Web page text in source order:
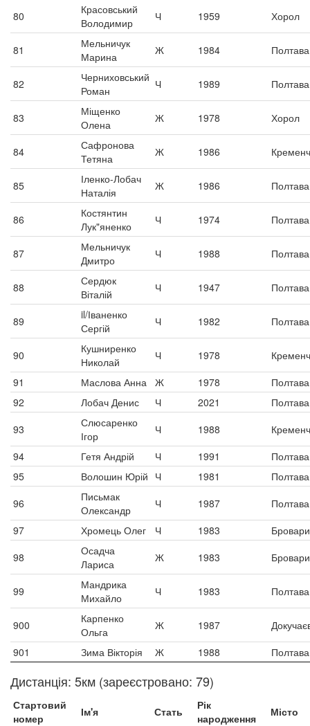
80
Красовський
Володимир
Ч 1959 Хорол
81
Мельничук
Марина
Ж 1984 Полтава
82
Черниховський
Роман
Ч 1989 Полтава
83
Міщенко
Олена
Ж 1978 Хорол
84
Сафронова
Тетяна
Ж 1986
85
Іленко-Лобач
Наталія
Ж 1986 Полтава
86
Костянтин
Лук"яненко
Ч 1974 Полтава
87
Мельничук
Дмитро
Ч 1988 Полтава
88
Сердюк
Віталій
Ч 1947 Полтава
89
il/Іваненко
Сергій
Ч 1982 Полтава
90
Кушниренко
Николай
Ч 1978
91
Маслова Анна Ж 1978
Полтава
92
Лобач Денис Ч 2021
Полтава
93
Слюсаренко
Ігор
Ч 1988
94
Гетя Андрій Ч 1991
Полтава
95
Волошин Юрій Ч 1981
Полтава
96
Письмак
Олександр
Ч 1987
Полтава
97
Хромець Олег Ч 1983
Бровари
98
Осадча
Лариса
Ж 1983 Бровари
99
Мандрика
Михайло
Ч 1983 Полтава
900
Карпенко
Ольга
Ж 1987
901
Зима Вікторія Ж 1988 Полтава
Дистанція: 5км (зареєстровано: 79)
Стартовий
номер
Ім'я Стать
Рік
народження
Місто